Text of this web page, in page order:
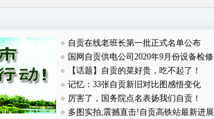
自贡在线老班长第一批正式名单公布
国网自贡供电公司2020年9月份设备检修
对外
【话题】自贡的菜好贵，吃不起了！
记忆：33张自贡新旧对比图感悟变化
厉害了，国务院点名表扬我们自贡！
多图实拍,震撼直击!自贡高铁站最新进展